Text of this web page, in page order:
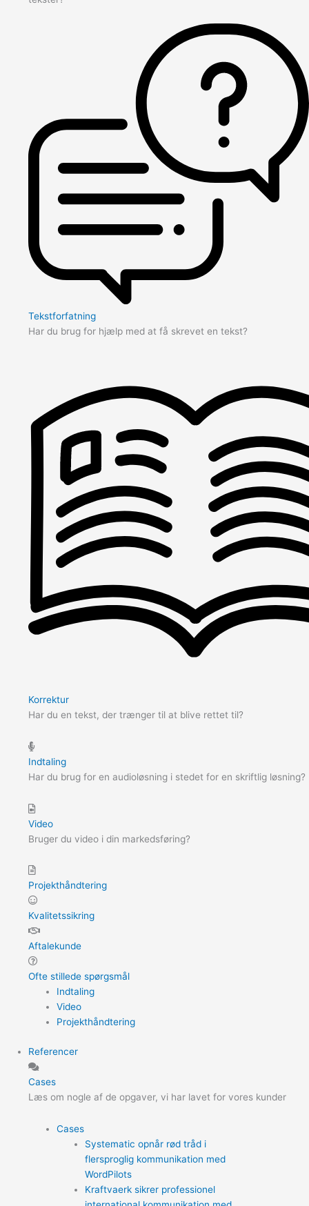
Tekstforfatning
Har du brug for hjælp med at få skrevet en tekst?
Korrektur
Har du en tekst, der trænger til at blive rettet til?
Indtaling
Har du brug for en audioløsning i stedet for en skriftlig løsning?
Video
Bruger du video i din markedsføring?
Projekthåndtering
Kvalitetssikring
Aftalekunde
Ofte stillede spørgsmål
Indtaling
Video
Projekthåndtering
Referencer
Cases
Læs om nogle af de opgaver, vi har lavet for vores kunder
Cases
Systematic opnår rød tråd i
flersproglig kommunikation med
WordPilots
Kraftvaerk sikrer professionel